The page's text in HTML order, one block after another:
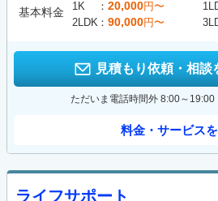
基本料金 1K 20,000円〜
2LDK
90,000円〜
見積もり依頼・相談
ただいま電話時間外 8:00～19:00
料金・サービス
ライフサポート